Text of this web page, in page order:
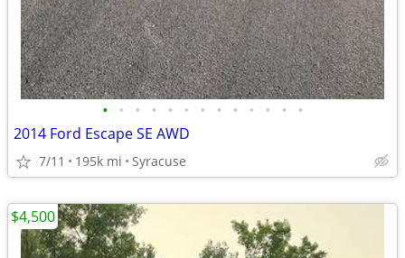
• • • • • • • • • • • • •
2014 Ford Escape SE AWD
7/11 195k mi Syracuse
$4,500